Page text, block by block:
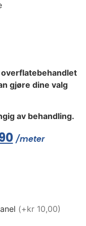
gjøre dine valg
av behandling.
/meter
(+kr 10,00)